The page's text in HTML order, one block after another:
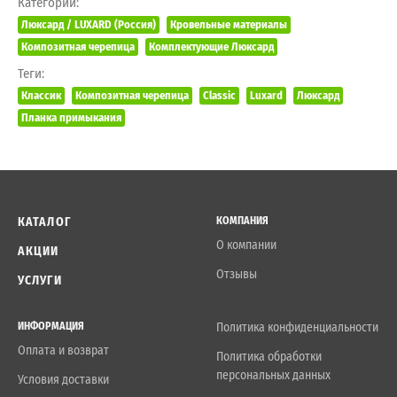
Люксард / LUXARD (Россия)
Кровельные материалы
Композитная черепица
Комплектующие Люксард
Теги:
Классик Композитная черепица Classic Luxard
Люксард
Планка примыкания
КАТАЛОГ
АКЦИИ
УСЛУГИ
КОМПАНИЯ
О компании
Отзывы
ИНФОРМАЦИЯ
Оплата и возврат
Условия доставки
Политика конфиденциальности
Политика обработки
персональных данных